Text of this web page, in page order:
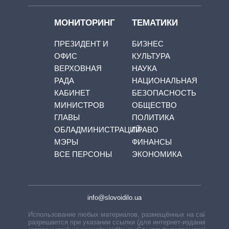
МОНИТОРИНГ
ПРЕЗИДЕНТ И
ОФИС
ВЕРХОВНАЯ
РАДА
КАБИНЕТ
МИНИСТРОВ
ГЛАВЫ
ОБЛАДМИНИСТРАЦИЙ
МЭРЫ
ВСЕ ПЕРСОНЫ
ТЕМАТИКИ
БИЗНЕС
КУЛЬТУРА
НАУКА
НАЦИОНАЛЬНАЯ
БЕЗОПАСНОСТЬ
ОБЩЕСТВО
ПОЛИТИКА
ПРАВО
ФИНАНСЫ
ЭКОНОМИКА
info@slovoidilo.ua
Использование любых материалов, размещённых на сайте,
разрешается при указании ссылки (для интернет-изданий —